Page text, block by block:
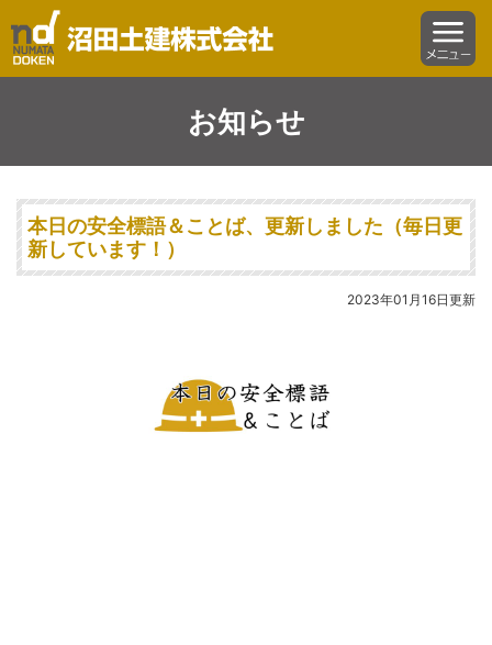
沼田土建株式会社 menu
お知らせ
本日の安全標語＆ことば、更新しました（毎日更
新しています！）
2023年01月16日更新